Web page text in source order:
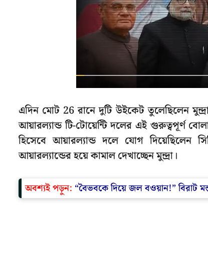
এদিন মোট 26 রানে দুটি উইকেট তুলেছিলেন
আয়ারল্যান্ড টি-টোয়েন্টি দলের এই গুরুত্বপূর্ণ
হিসেবে আয়ারল্যান্ড দলে যোগ দিয়েছিলেন
আয়ারল্যান্ডের হয়ে কামাল দেখাচ্ছেন মুন্দ্রা।
অবশ্যই পড়ুন: “বৈভবকে দিয়ে জল বওয়ান!” বিরাট